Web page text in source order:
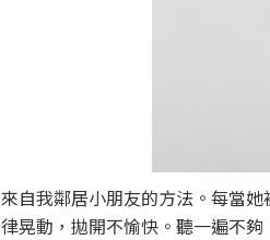
來自我鄰居小朋友的方法。每當
律晃動，拋開不愉快。聽一遍不